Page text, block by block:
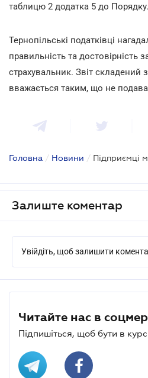
таблицю 2 додатка 5 до Порядку.
Тернопільські податківці
правильність та достовірність
страхувальник. Звіт складений
вважається таким, що не
Головна / Новини / Підприємці
Залиште коментар
Увійдіть, щоб залишити
Читайте нас в
Підпишіться, щоб бути в